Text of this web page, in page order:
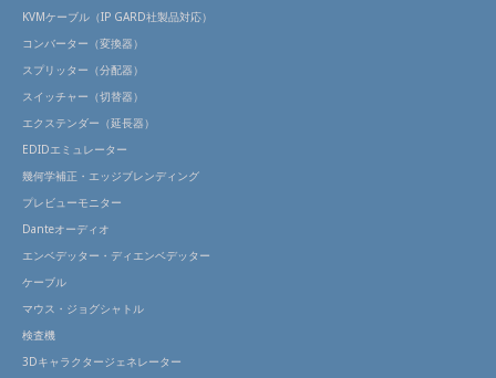
KVMケーブル（IP GARD社製品対応）
コンバーター（変換器）
スプリッター（分配器）
スイッチャー（切替器）
エクステンダー（延長器）
EDIDエミュレーター
幾何学補正・エッジブレンディング
プレビューモニター
Danteオーディオ
エンベデッター・ディエンベデッター
ケーブル
マウス・ジョグシャトル
検査機
3Dキャラクタージェネレーター